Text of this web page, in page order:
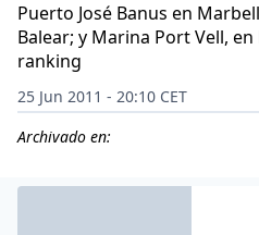
Puerto José Banus en
Balear; y Marina Port Vell,
ranking
25 Jun 2011 - 20:10 CET
Archivado en: